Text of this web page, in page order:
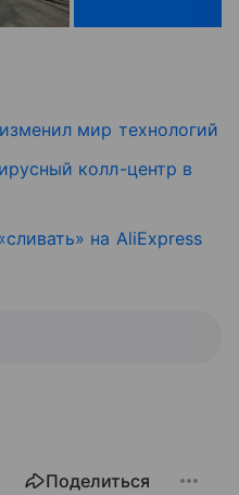
мир технологий
колл-центр в
на AliExpress
Поделиться